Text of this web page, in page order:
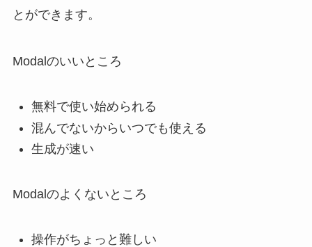
とができます。
Modalのいいところ
無料で使い始められる
混んでないからいつでも使える
生成が速い
Modalのよくないところ
操作がちょっと難しい